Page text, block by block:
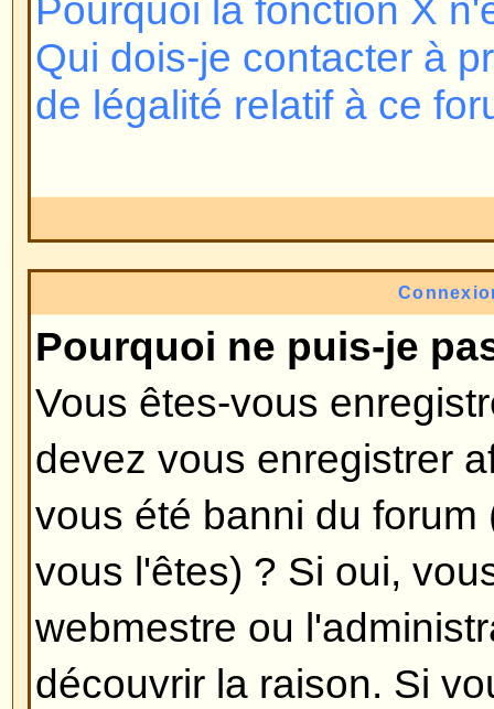
le forum ait été mal configuré.
Revenir en haut
Pourquoi n'ai-je pas besoin
de vous enregistrer pour poster
certains forums. Toutefois,
donnera accès à des fonctions
disponibles pour les invités tels
image avatar, une messagerie
des amis, l'inscription à un
L'enregistrement prend
est donc recommandé de le
Revenir en haut
Pourquoi suis-je déconnecté